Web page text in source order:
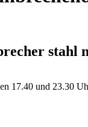
stahl
17.40 und 23.30